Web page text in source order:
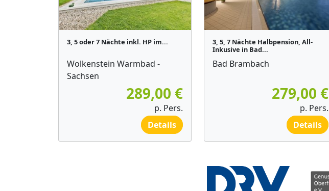
3, 5 oder 7 Nächte inkl. HP im...
Wolkenstein Warmbad -
Sachsen
289,00 €
p. Pers.
Details
3, 5, 7 Nächte Halbpension, All-
Inkusive in Bad...
Bad Brambach
279,00 €
p. Pers.
Details